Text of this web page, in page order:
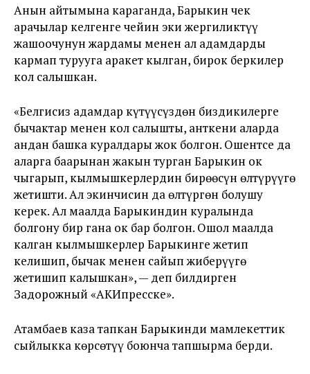
Анын айтымына караганда, Барыкин чек
арачылар келгенге чейин эки жергиликтүү
жашоочунун жардамы менен ал адамдарды
кармап турууга аракет кылган, бирок беркилер
кол салышкан.
«Белгисиз адамдар күтүүсүздөн биздикилерге
бычактар менен кол салышты, анткени аларда
андан башка куралдары жок болгон. Ошентсе да
аларга баарынан жакын турган Барыкин ок
чыгарып, кылмышкерлердин бирөөсүн өлтүрүүгө
жетишти. Ал экинчисин да өлтүргөн болушу
керек. Ал маалда Барыкиндин куралында
болгону бир гана ок бар болгон. Ошол маалда
калган кылмышкерлер Барыкинге жетип
келишип, бычак менен сайып жиберүүгө
жетишип калышкан», — деп билдирген
Задорожный «АКИпресске».
Атамбаев каза тапкан Барыкинди мамлекеттик
сыйлыкка көрсөтүү боюнча тапшырма берди.